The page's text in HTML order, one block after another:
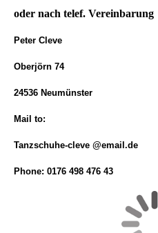
oder nach telef. Vereinbarung
Peter Cleve
Oberjörn 74
24536 Neumünster
Mail to:
Tanzschuhe-cleve @email.de
Phone: 0176 498 476 43